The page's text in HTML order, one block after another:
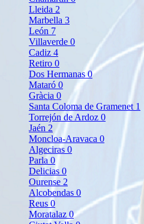
Lleida 2
Marbella 3
León 7
Villaverde 0
Cadiz 4
Retiro 0
Dos Hermanas0
Mataró 0
Gràcia 0
Santa Coloma de Gramenet 1
Torrejón de Ardoz 0
Jaén 2
Moncloa-Aravaca 0
Algeciras 0
Parla 0
Delicias 0
Ourense 2
Alcobendas 0
Reus 0
Moratalaz 0